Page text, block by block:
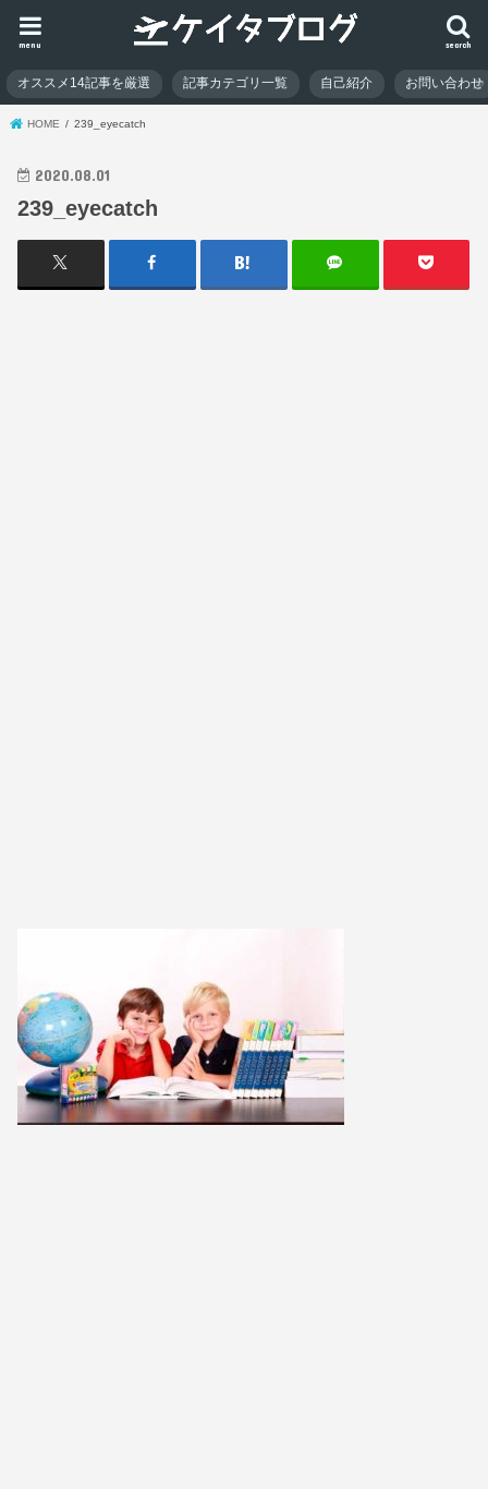
search
menu
オススメ14記事を厳選 記事カテゴリ一覧 自己紹介 お問い合わせ
HOME 239_eyecatch
2020.08.01
239_eyecatch